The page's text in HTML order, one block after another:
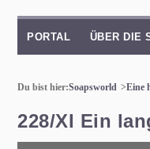
PORTAL ÜBER DIE
Du bist hier:Soapsworld Eine
228/XI Ein